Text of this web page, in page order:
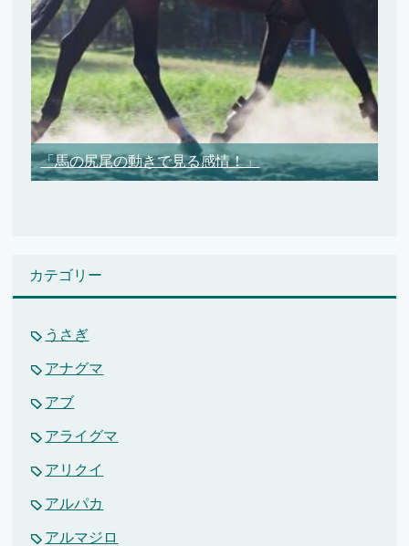
「馬の尻尾の動きで見る感情！」
カテゴリー
うさぎ
アナグマ
アブ
アライグマ
アリクイ
アルパカ
アルマジロ